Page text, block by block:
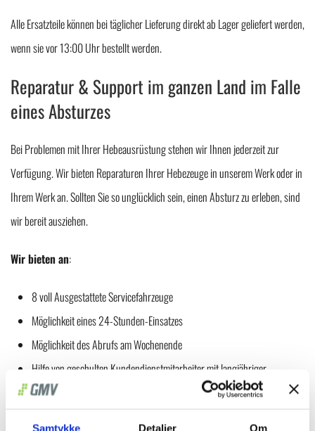
Samtykke Detaljer Om
Alle Ersatzteile können bei täglicher Lieferung direkt ab Lager geliefert werden,
wenn sie vor 13:00 Uhr bestellt werden.
Reparatur & Support im ganzen Land im Falle
eines Absturzes
Bei Problemen mit Ihrer Hebeausrüstung stehen wir Ihnen jederzeit zur
Verfügung. Wir bieten Reparaturen Ihrer Hebezeuge in unserem Werk oder in
Ihrem Werk an. Sollten Sie so unglücklich sein, einen Absturz zu erleben, sind
wir bereit ausziehen.
Wir bieten an:
8 voll Ausgestattete Servicefahrzeuge
Möglichkeit eines 24-Stunden-Einsatzes
Möglichkeit des Abrufs am Wochenende
Hilfe von geschulten Kundendienstmitarbeiter mit langjähriger
Branchen Erfahrung